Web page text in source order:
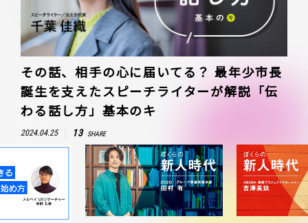
その話、相手の心に届いてる？ 最年少市長
誕生を支えたスピーチライターが解説「伝
わる話し方」基本のキ
2024.04.25 13 SHARE